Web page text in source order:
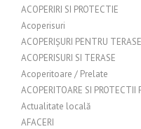
ACOPERIRI SI PROTECTIE
Acoperisuri
ACOPERIȘURI PENTRU TERASE
ACOPERISURI SI TERASE
Acoperitoare / Prelate
ACOPERITOARE SI PROTECTII
Actualitate locală
AFACERI